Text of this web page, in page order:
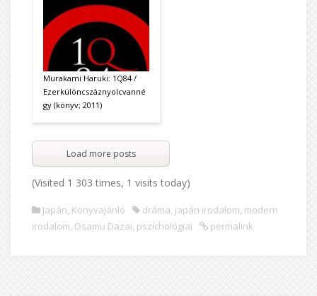
Murakami Haruki: 1Q84 /
Ezerkülöncszáznyolcvanné
gy (könyv; 2011)
Load more posts
(Visited 1 303 times, 1 visits today)
Japán, Könyvajánló dráma, japán irodalom, modern
irodalom, Osamu Dazai, pszichológiai permalink